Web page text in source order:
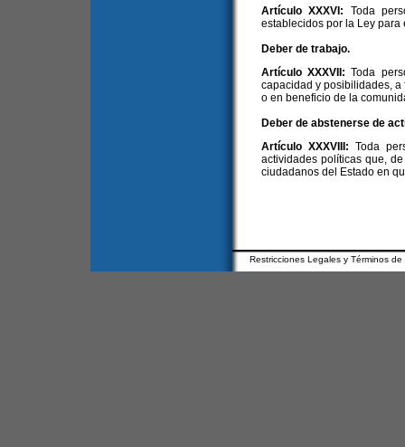
Artículo XXXVI: Toda
establecidos por la Ley
Deber de trabajo.
Artículo XXXVII:Toda
capacidad y posibilidades,
o en beneficio de la
Deber de abstenerse de
Artículo XXXVIII: Toda
actividades políticas que,
ciudadanos del Estado en
Restricciones Legales y Términos de